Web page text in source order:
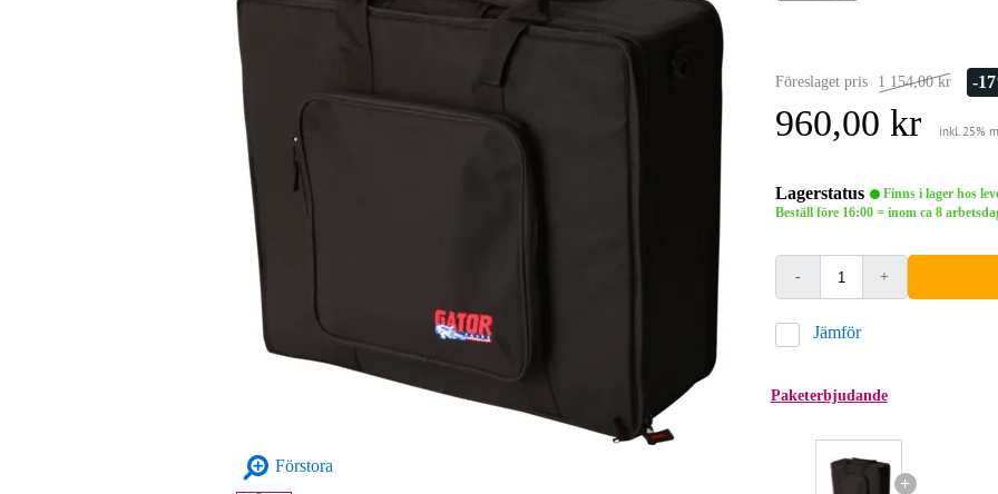
Förstora
Föreslaget pris 1 154,00 kr -
960,00 kr inkl. 25%
Lagerstatus
Finns i lager hos
Beställ före 16:00 = inom ca 8
- +
Jämför
Paketerbjudande
+